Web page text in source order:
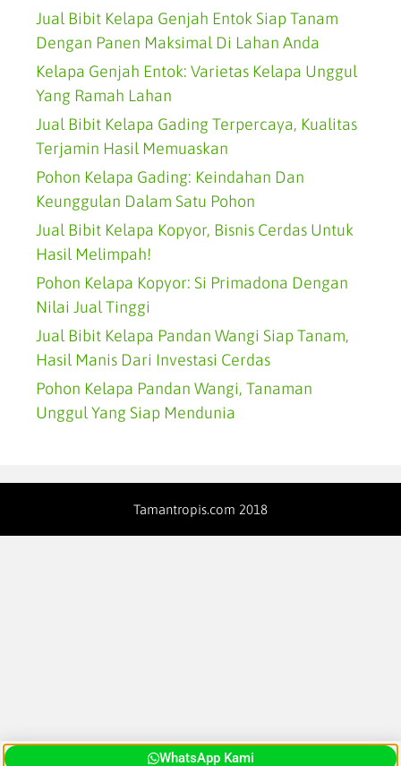
Jual Bibit Kelapa Genjah Entok Siap Tanam
Dengan Panen Maksimal Di Lahan Anda
Kelapa Genjah Entok: Varietas Kelapa Unggul
Yang Ramah Lahan
Jual Bibit Kelapa Gading Terpercaya, Kualitas
Terjamin Hasil Memuaskan
Pohon Kelapa Gading: Keindahan Dan
Keunggulan Dalam Satu Pohon
Jual Bibit Kelapa Kopyor, Bisnis Cerdas Untuk
Hasil Melimpah!
Pohon Kelapa Kopyor: Si Primadona Dengan
Nilai Jual Tinggi
Jual Bibit Kelapa Pandan Wangi Siap Tanam,
Hasil Manis Dari Investasi Cerdas
Pohon Kelapa Pandan Wangi, Tanaman
Unggul Yang Siap Mendunia
Tamantropis.com 2018
WhatsApp Kami